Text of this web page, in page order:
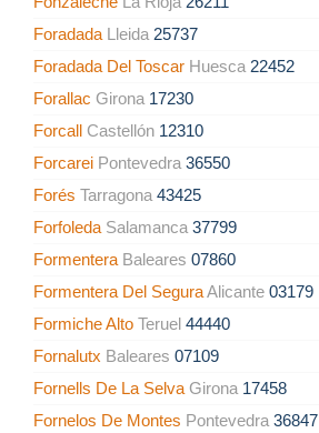
Foradada Lleida 25737
Foradada Del Toscar Huesca 22452
Forallac Girona 17230
Forcall Castellón 12310
Forcarei Pontevedra 36550
Forés Tarragona 43425
Forfoleda Salamanca 37799
Formentera Baleares 07860
Formentera Del SeguraAlicante 03179
Formiche Alto Teruel 44440
Fornalutx Baleares 07109
Fornells De La Selva Girona 17458
Fornelos De Montes Pontevedra 36847